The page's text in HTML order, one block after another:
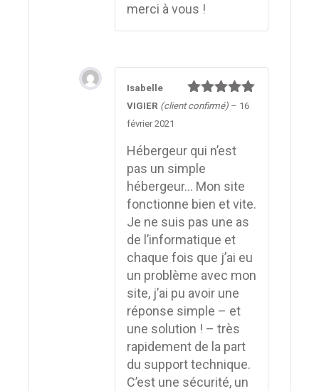
merci à vous !
Note5sur
Isabelle
VIGIER (client confirmé) – 16
février 2021
Hébergeur qui n’est
pas un simple
hébergeur… Mon site
fonctionne bien et vite.
Je ne suis pas une as
de l’informatique et
chaque fois que j’ai eu
un problème avec mon
site, j’ai pu avoir une
réponse simple – et
une solution ! – très
rapidement de la part
du support technique.
C’est une sécurité, un